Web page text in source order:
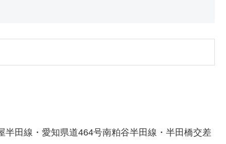
田線・愛知県道464号南粕谷半田線・半田橋交差